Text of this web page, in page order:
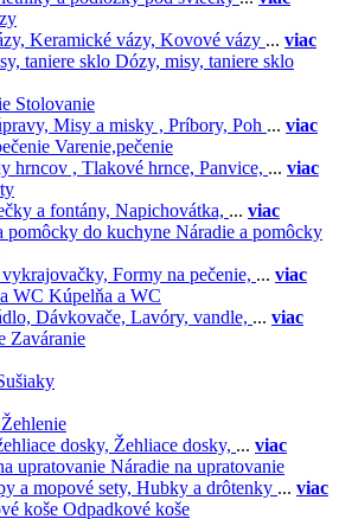
Keramické vázy, Kovové vázy ... viac
Dózy, misy, taniere sklo
Stolovanie
Misy a misky , Príbory, Poh ... viac
Varenie,pečenie
hrncov , Tlakové hrnce, Panvice, ... viac
a fontány, Napichovátka, ... viac
Náradie a pomôcky
Formy na pečenie, ... viac
Kúpelňa a WC
Dávkovače, Lavóry, vandle, ... viac
Zaváranie
Žehlenie
dosky, Žehliace dosky, ... viac
Náradie na upratovanie
a mopové sety, Hubky a drôtenky ... viac
Odpadkové koše